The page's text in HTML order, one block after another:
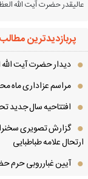
حضرت آیت الله
پربازدیدترین مطالب
دیدار حضرت آیت الله
مراسم عزاداری ماه محرم 1398 (هجری شمسی) - 1441 (هجری قمری)
افتتاحیه سال جدید
گزارش تصویری
علامه طباطبایی
آیین غبارروبی حرم